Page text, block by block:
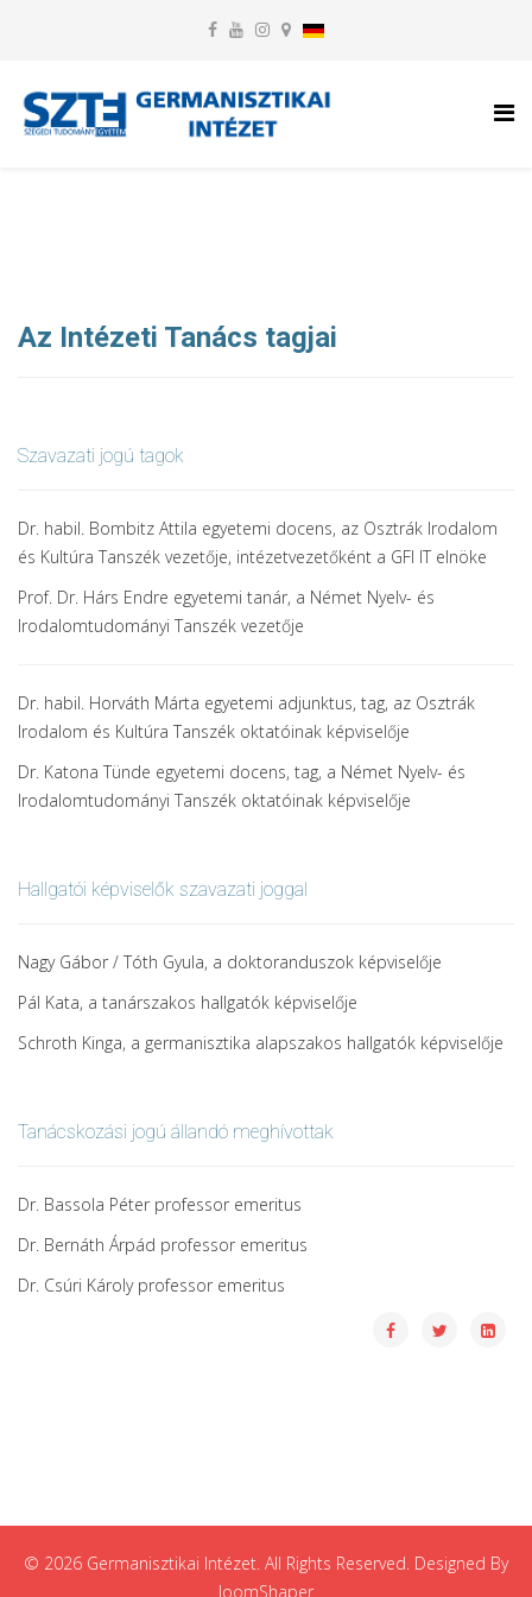
Az Intézeti Tanács tagjai
Szavazati jogú tagok
Dr. habil. Bombitz Attila egyetemi docens, az Osztrák Irodalom
és Kultúra Tanszék vezetője, intézetvezetőként a GFI IT elnöke
Prof. Dr. Hárs Endre egyetemi tanár, a Német Nyelv- és
Irodalomtudományi Tanszék vezetője
Dr. habil. Horváth Márta egyetemi adjunktus, tag, az Osztrák
Irodalom és Kultúra Tanszék oktatóinak képviselője
Dr. Katona Tünde egyetemi docens, tag, a Német Nyelv- és
Irodalomtudományi Tanszék oktatóinak képviselője
Hallgatói képviselők szavazati joggal
Nagy Gábor / Tóth Gyula, a doktoranduszok képviselője
Pál Kata, a tanárszakos hallgatók képviselője
Schroth Kinga, a germanisztika alapszakos hallgatók képviselője
Tanácskozási jogú állandó meghívottak
Dr. Bassola Péter professor emeritus
Dr. Bernáth Árpád professor emeritus
Dr. Csúri Károly professor emeritus
© 2026 Germanisztikai Intézet. All Rights Reserved. Designed By
JoomShaper